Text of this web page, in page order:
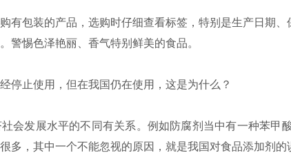
有包装的产品，选购时仔细查看标签，特别是生产日期
警惕色泽艳丽、香气特别鲜美的食品。
停止使用，但在我国仍在使用，这是为什么？
会发展水平的不同有关系。例如防腐剂当中有一种苯甲
多，其中一个不能忽视的原因，就是我国对食品添加剂